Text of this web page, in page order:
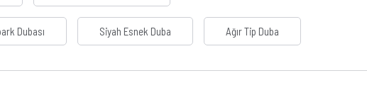
Dubası Siyah Esnek Duba Ağır Tip Duba